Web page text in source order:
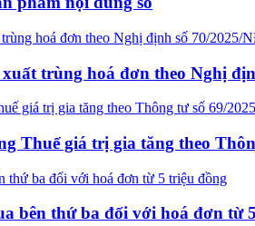
trùng hoá đơn theo Nghị
Thuế giá trị gia tăng theo
bên thứ ba đối với hoá đơn từ